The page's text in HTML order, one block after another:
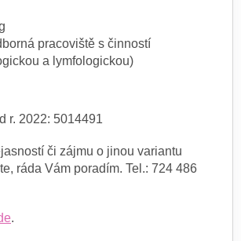
pracoviště s činností
a lymfologickou)
r. 2022: 5014491
či zájmu o jinou variantu
ráda Vám poradím. Tel.: 724 486
.